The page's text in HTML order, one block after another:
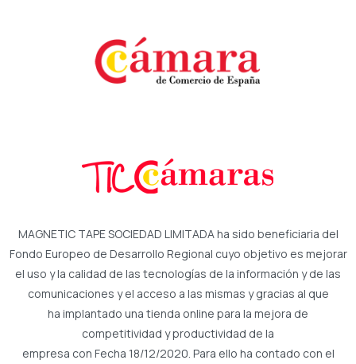
MAGNETIC TAPE SOCIEDAD LIMITADA ha sido beneficiaria del
Fondo Europeo de Desarrollo Regional cuyo objetivo es mejorar
el uso y la calidad de las tecnologías de la información y de las
comunicaciones y el acceso a las mismas y gracias al que
ha implantado una tienda online para la mejora de
competitividad y productividad de la
empresa con Fecha 18/12/2020. Para ello ha contado con el